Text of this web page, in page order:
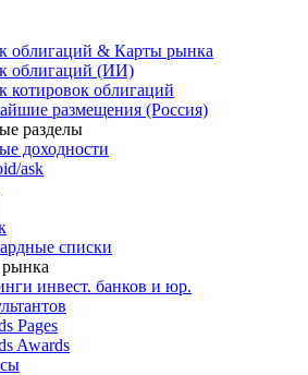
облигаций & Карты рынка
облигаций (ИИ)
котировок облигаций
размещения (Россия)
разделы
доходности
ask
списки
инвест. банков и юр.
Pages
Awards